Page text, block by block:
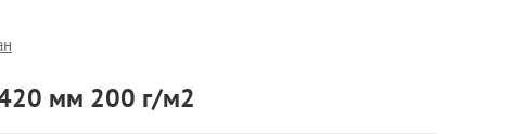
мм 200 г/м2